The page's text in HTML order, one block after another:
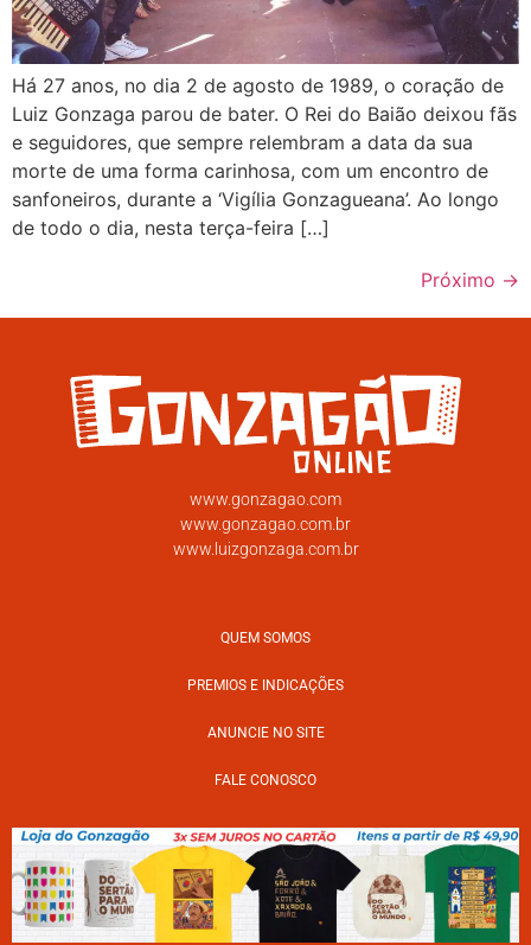
Há 27 anos, no dia 2 de agosto de 1989, o coração de
Luiz Gonzaga parou de bater. O Rei do Baião deixou fãs
e seguidores, que sempre relembram a data da sua
morte de uma forma carinhosa, com um encontro de
sanfoneiros, durante a ‘Vigília Gonzagueana’. Ao longo
de todo o dia, nesta terça-feira […]
Próximo →
www.gonzagao.com
www.gonzagao.com.br
www.luizgonzaga.com.br
QUEM SOMOS
PREMIOS E INDICAÇÕES
ANUNCIE NO SITE
FALE CONOSCO